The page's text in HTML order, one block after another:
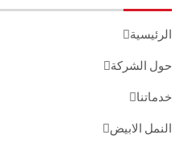
الرئيسية
حول الشركة
خدماتنا
النمل الابيض